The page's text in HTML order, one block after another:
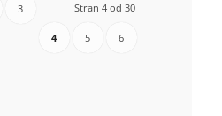
Stran 4 od 30
3
4 5 6